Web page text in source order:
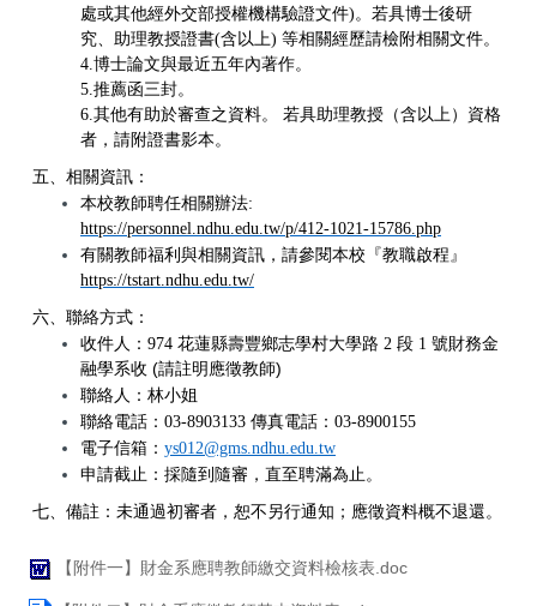
處或其他經外交部授權機構驗證文件)。 若具博士後研
究、助理教授證書(含以上) 等相關經歷請檢附相關文件。
4.博士論文與最近五年內著作。
5.推薦函三封。
6.其他有助於審查之資料。
若具助理教授（含以上）資格
者，請附證書影本。
五、相關資訊：
本校教師聘任相關辦法:
https://personnel.ndhu.edu.tw/p/412-1021-15786.php
有關教師福利與相關資訊，請參閱本校『教職啟程』
https://tstart.ndhu.edu.tw/
六、聯絡方式：
收件人： 974 花蓮縣壽豐鄉志學村大學路 2 段 1 號財務金
融學系收 (請註明應徵教師)
聯絡人：林小姐
聯絡電話： 03-8903133 傳真電話： 03-8900155
電子信箱： ys012@gms.ndhu.edu.tw
申請截止： 採隨到隨審，直至聘滿為止。
七、備註：未通過初審者，恕不另行通知；應徵資料概不退還。
【附件一】財金系應聘教師繳交資料檢核表.doc